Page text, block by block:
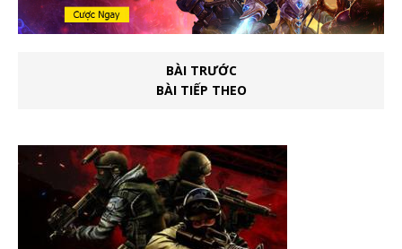
BÀI TRƯỚC
BÀI TIẾP THEO